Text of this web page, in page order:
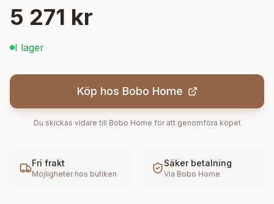
5 271 kr
I lager
Köp hos Bobo Home
Du skickas vidare till Bobo Home för att genomföra köpet
Fri frakt
Möjligheter hos butiken
Säker betalning
Via Bobo Home